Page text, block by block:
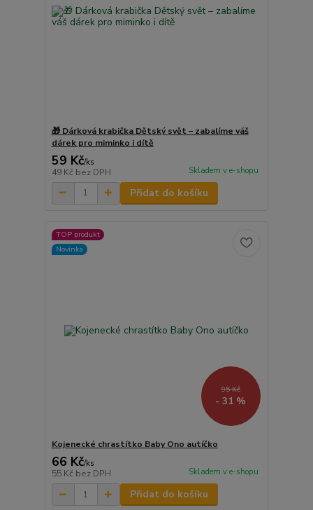
🎁 Dárková krabička Dětský svět – zabalíme váš
dárek pro miminko i dítě
59 Kč/ks
49 Kč bez DPH Skladem v e-shopu
Přidat do košíku
TOP produkt
Novinka
95 Kč
- 31 %
Kojenecké chrastítko Baby Ono autíčko
66 Kč/ks
55 Kč bez DPH Skladem v e-shopu
Přidat do košíku